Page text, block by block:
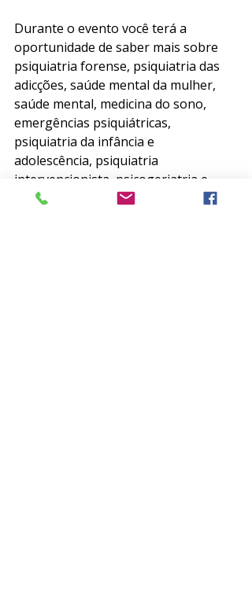
Durante o evento você terá a
oportunidade de saber mais sobre
psiquiatria forense, psiquiatria das
adicções, saúde mental da mulher,
saúde mental, medicina do sono,
emergências psiquiátricas,
psiquiatria da infância e
adolescência, psiquiatria
intervencionista, psicogeriatria e
transtornos alimentares.